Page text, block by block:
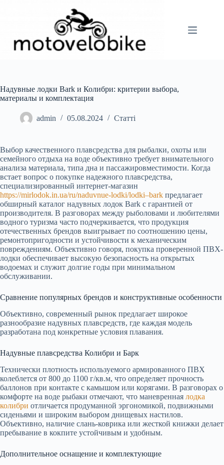
Надувные лодки Bark и Колибри: критерии выбора,
материалы и комплектация
admin 05.08.2024 Статті
Выбор качественного плавсредства для рыбалки, охоты или
семейного отдыха на воде объективно требует внимательного
анализа материала, типа дна и пассажировместимости. Когда
встает вопрос о покупке надежного плавсредства,
специализированный интернет-магазин
https://mirlodok.in.ua/ru/naduvnue-lodki/lodki–bark предлагает
обширный каталог надувных лодок Bark с гарантией от
производителя. В разговорах между рыболовами и любителями
водного туризма часто подчеркивается, что продукция
отечественных брендов выигрывает по соотношению цены,
ремонтопригодности и устойчивости к механическим
повреждениям. Объективно говоря, покупка проверенной ПВХ-
лодки обеспечивает высокую безопасность на открытых
водоемах и служит долгие годы при минимальном
обслуживании.
Сравнение популярных брендов и конструктивные особенности
Объективно, современный рынок предлагает широкое
разнообразие надувных плавсредств, где каждая модель
разработана под конкретные условия плавания.
Надувные плавсредства Колибри и Барк
Технически плотность используемого армированного ПВХ
колеблется от 800 до 1100 г/кв.м, что определяет прочность
баллонов при контакте с камышом или корягами. В разговорах о
комфорте на воде рыбаки отмечают, что маневренная лодка
колибри отличается продуманной эргономикой, подвижными
сиденьями и широким выбором днищевых настилов.
Объективно, наличие слань-коврика или жесткой книжки делает
пребывание в кокпите устойчивым и удобным.
Дополнительное оснащение и комплектующие